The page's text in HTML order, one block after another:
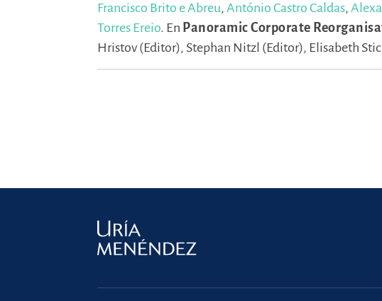
Francisco Brito e Abreu, António Castro Caldas,
Torres Ereio. En Panoramic Corporate
Hristov (Editor), Stephan Nitzl (Editor), Elisabeth